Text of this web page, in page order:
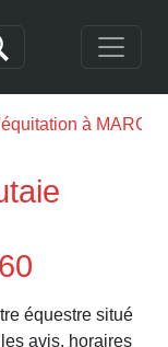
à
équestre situé
avis, horaires